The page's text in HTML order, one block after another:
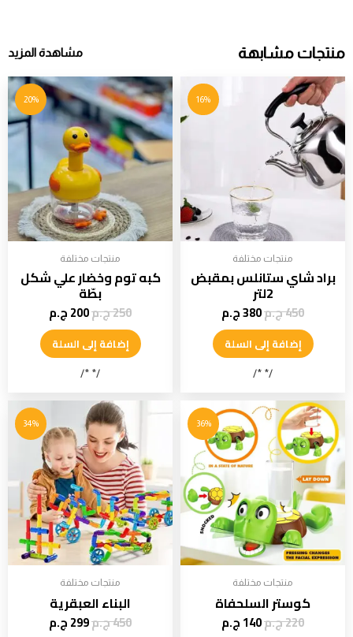
منتجات مشابهة مشاهدة المزيد
16%
منتجات مختلفة
براد شاي ستانلس بمقبض
2لتر
450ج.م380ج.م
إضافة إلى السلة
/* */
20%
منتجات مختلفة
كبه توم وخضار علي شكل
بطّة
250ج.م200ج.م
إضافة إلى السلة
/* */
36%
منتجات مختلفة
كوستر السلحفاة
220ج.م140ج.م
34%
منتجات مختلفة
البناء العبقرية
450ج.م299ج.م